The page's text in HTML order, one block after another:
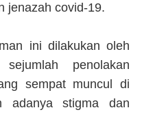
jenazah covid-19.
ini dilakukan oleh
sejumlah penolakan
sempat muncul di
adanya stigma dan